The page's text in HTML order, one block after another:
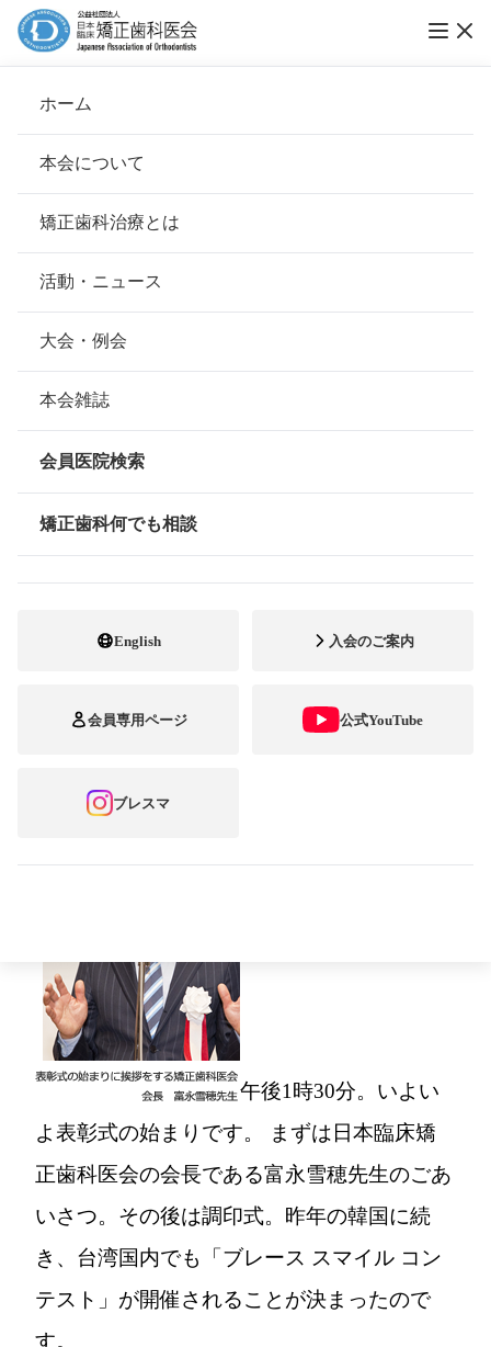
ホーム
本会について
会長挨拶
基本理念
組織について
本会の歴史
情報公開
矯正歯科治療とは
安心して治療を受けていただくための「6つの指針」
安心できる矯正歯科治療契約のための「7つの提言」
矯正歯科治療について
活動・ニュース
大会・例会
本会雑誌
会員医院検索
矯正歯科何でも相談
English 入会のご案内
会員専用ページ 公式YouTube
ブレスマ
第11回「ブレース スマイル コンテスト」受賞
者インタビュー
ブレーススマイルコンテスト
公開日：2016年05月13日（金）
壇上から、そしてスクリ
ーンから輝く笑顔が会場
にあふれました
■世界へ広がる「ブレスマ」。これからは台
午後1時30分。いよい
よ表彰式の始まりです。 まずは日本臨床矯
正歯科医会の会長である富永雪穂先生のごあ
いさつ。その後は調印式。昨年の韓国に続
き、台湾国内でも「ブレース スマイル コン
テスト」が開催されることが決まったので
す。